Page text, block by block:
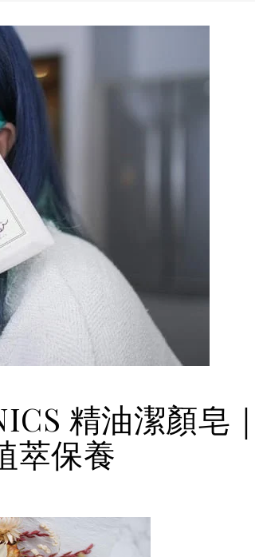
精油潔顏皂
萃保養